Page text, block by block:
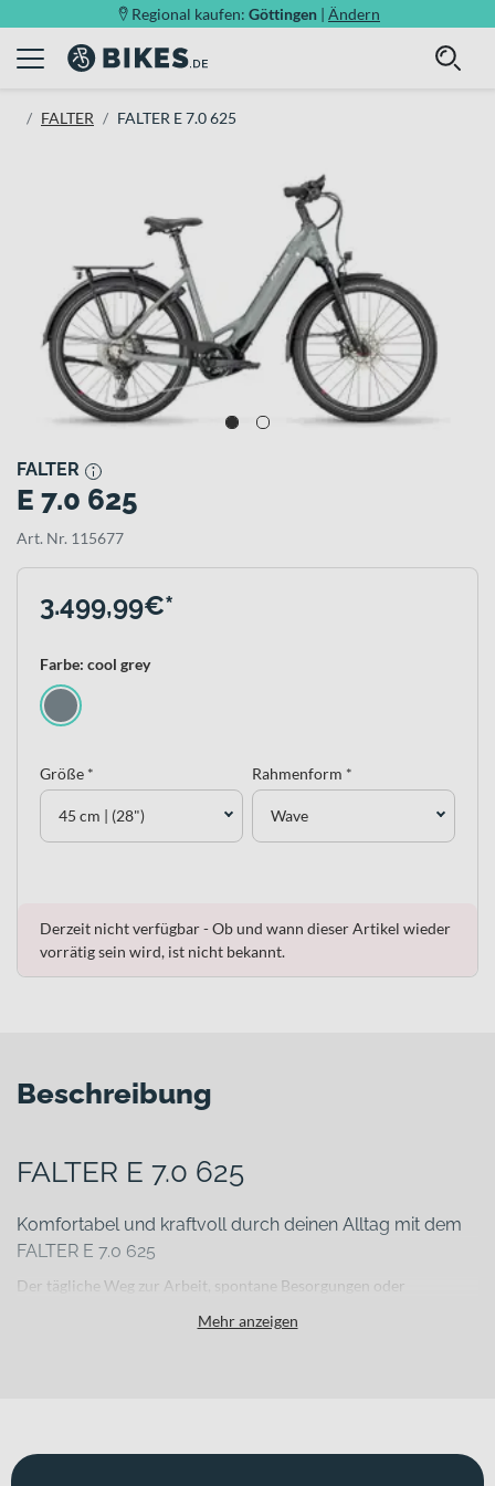
Regional kaufen: Göttingen | Ändern
FALTER FALTER E 7.0 625
FALTER
E 7.0 625
Art. Nr. 115677
3.499,99€*
Farbe: cool grey
Größe *
45 cm | (28")
Rahmenform *
Wave
Derzeit nicht verfügbar - Ob und wann dieser Artikel wieder
vorrätig sein wird, ist nicht bekannt.
Beschreibung
FALTER E 7.0 625
Komfortabel und kraftvoll durch deinen Alltag mit dem
FALTER E 7.0 625
Der tägliche Weg zur Arbeit, spontane Besorgungen oder
ein E-Bike, das dich zuverlässig, komfortabel und souverän
Mehr anzeigen